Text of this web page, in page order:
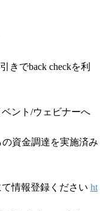
きでback checkを利
ント/ウェビナーへ
資金調達を実施済み
情報登録ください ht